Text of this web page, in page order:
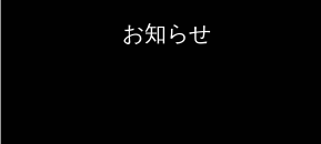
お知らせ